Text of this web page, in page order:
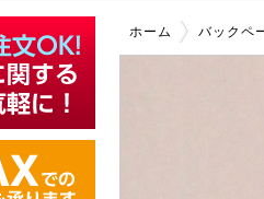
ホーム バックペ